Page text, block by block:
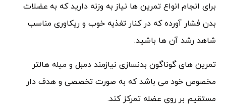
برای انجام انواع تمرین ها نیاز به وزنه دارید که به عضلات
بدن فشار آورده که در کنار تغذیه خوب و ریکاوری مناسب
شاهد رشد آن ها باشید.
تمرین های گوناگون بدنسازی نیازمند دمبل و میله هالتر
مخصوص خود می باشد که به صورت تخصصی و هدف دار
مستقیم بر روی عضله تمرکز کند.